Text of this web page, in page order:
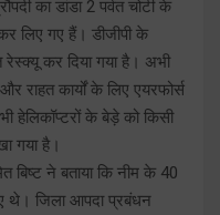
का डांडा 2 पर्वत चोटी के
लिए गए हैं। डीजीपी के
रेस्क्यू कर दिया गया है। अभी
राहत कार्यों के लिए एयरफोर्स
हेलिकॉप्टरों के बेड़े को किसी
गया है।
बिष्ट ने बताया कि नीम के 40
थे। जिला आपदा प्रबंधन